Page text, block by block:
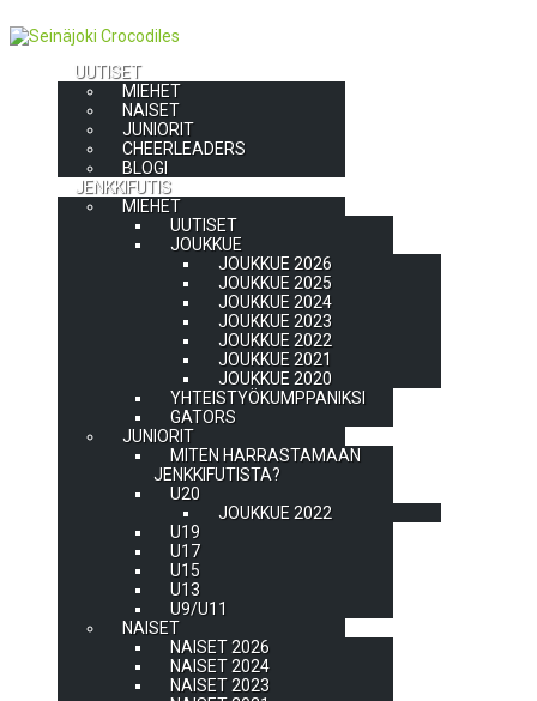
UUTISET
MIEHET
NAISET
JUNIORIT
CHEERLEADERS
BLOGI
JENKKIFUTIS
MIEHET
UUTISET
JOUKKUE
JOUKKUE 2026
JOUKKUE 2025
JOUKKUE 2024
JOUKKUE 2023
JOUKKUE 2022
JOUKKUE 2021
JOUKKUE 2020
YHTEISTYÖKUMPPANIKSI
GATORS
JUNIORIT
MITEN HARRASTAMAAN
JENKKIFUTISTA?
U20
JOUKKUE 2022
U19
U17
U15
U13
U9/U11
NAISET
NAISET 2026
NAISET 2024
NAISET 2023